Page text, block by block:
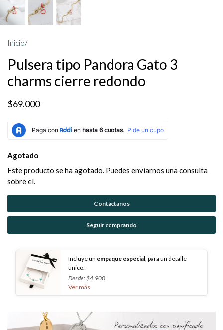
Inicio/
Pulsera tipo Pandora Gato 3
charms cierre redondo
$69.000
Agotado
Este producto se ha agotado. Puedes enviarnos una consulta
sobre el.
Contáctanos
Seguir comprando
Incluye un empaque especial , para un detalle
único.
Desde: $4.900
Ver más